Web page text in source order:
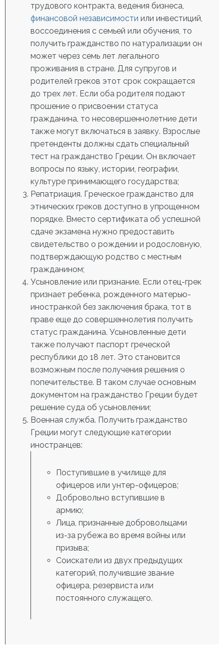
трудового контракта, ведения бизнеса,
финансовой независимости или инвестиций,
воссоединения с семьей или обучения, то
получить гражданство по натурализации он
может через семь лет легального
проживания в стране. Для супругов и
родителей греков этот срок сокращается
до трех лет. Если оба родителя подают
прошение о присвоении статуса
гражданина, то несовершеннолетние дети
также могут включаться в заявку. Взрослые
претенденты должны сдать специальный
тест на гражданство Греции. Он включает
вопросы по языку, истории, географии,
культуре принимающего государства;
Репатриация. Греческое гражданство для
этнических греков доступно в упрощенном
порядке. Вместо сертификата об успешной
сдаче экзамена нужно предоставить
свидетельство о рождении и родословную,
подтверждающую родство с местным
гражданином;
Усыновление или признание. Если отец-грек
признает ребенка, рожденного матерью-
иностранкой без заключения брака, тот в
праве еще до совершеннолетия получить
статус гражданина. Усыновленные дети
также получают паспорт греческой
республики до 18 лет. Это становится
возможным после получения решения о
попечительстве. В таком случае основным
документом на гражданство Греции будет
решение суда об усыновлении;
Военная служба. Получить гражданство
Греции могут следующие категории
иностранцев:
Поступившие в училище для
офицеров или унтер-офицеров;
Добровольно вступившие в
армию;
Лица, признанные добровольцами
из-за рубежа во время войны или
призыва;
Соискатели из двух предыдущих
категорий, получившие звание
офицера, резервиста или
постоянного служащего.